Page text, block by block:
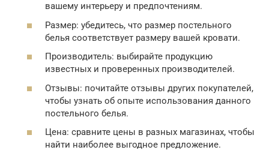
вашему интерьеру и предпочтениям.
Размер: убедитесь, что размер постельного
белья соответствует размеру вашей кровати.
Производитель: выбирайте продукцию
известных и проверенных производителей.
Отзывы: почитайте отзывы других покупателей,
чтобы узнать об опыте использования данного
постельного белья.
Цена: сравните цены в разных магазинах, чтобы
найти наиболее выгодное предложение.